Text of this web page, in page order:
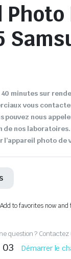
minutes sur
vous
pouvez nous
de nos laboratoires.
l’appareil photo de
to favorites now and
question ?
03 Démarrer le